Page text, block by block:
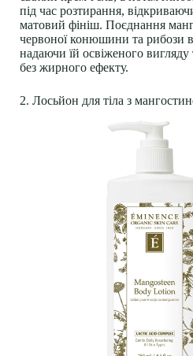
під час розтирання,
матовий фініш. Поєднання
червоної конюшини та рибози
надаючи їй освіженого вигляду
без жирного ефекту.
2. Лосьйон для тіла з